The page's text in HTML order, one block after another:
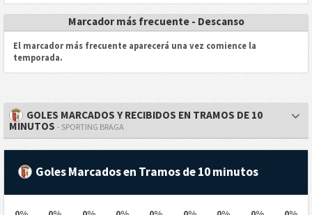
Marcador más frecuente - Descanso
El marcador más frecuente aparecerá una vez comience la
temporada.
GOLES MARCADOS Y RECIBIDOS EN TRAMOS DE 10
MINUTOS - SPORTING BRAGA
Goles Marcados en Tramos de 10 minutos